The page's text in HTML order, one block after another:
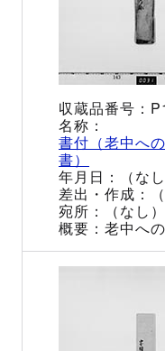
書付（老中へ
書）
（なし
（なし）
老中へ